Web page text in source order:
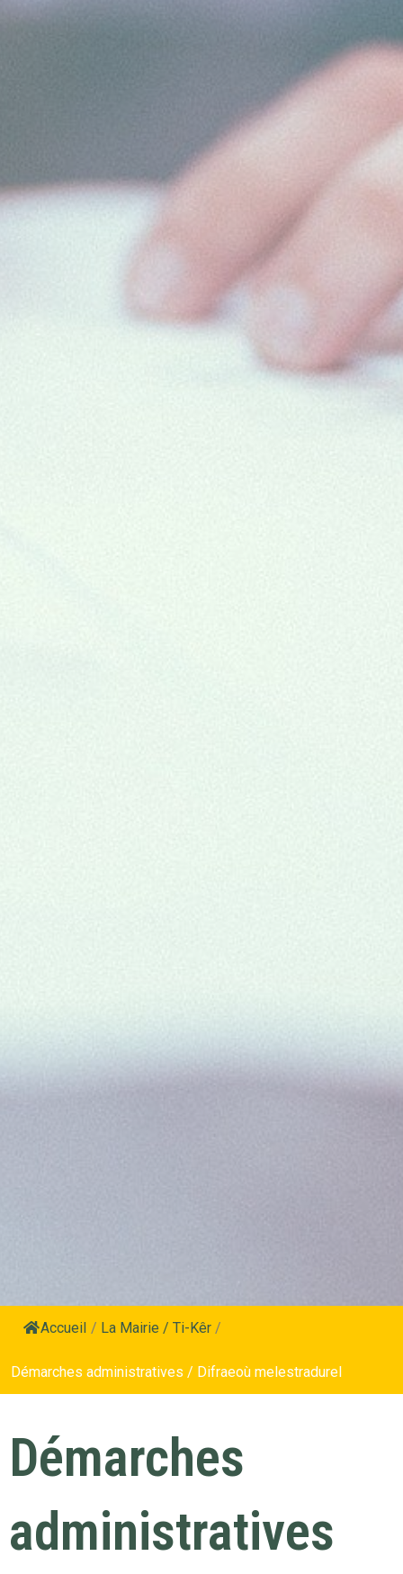
Accueil / La Mairie / Ti-Kêr /
Démarches administratives / Difraeoù melestradurel
Démarches
administratives